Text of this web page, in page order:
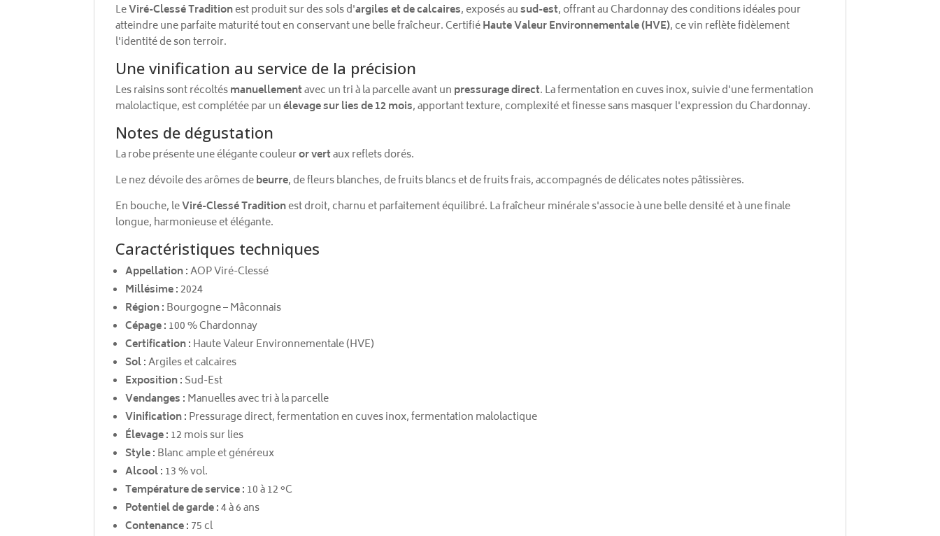
LeViré-Clessé Traditionest produit sur des sols d'argiles et de calcaires, exposés ausud-est, offrant au Chardonnay des conditions idéales pour
atteindre une parfaite maturité tout en conservant une belle fraîcheur. CertifiéHaute Valeur Environnementale (HVE), ce vin reflète fidèlement
l'identité de son terroir.
Une vinification au service de la précision
Les raisins sont récoltésmanuellementavec un tri à la parcelle avant un pressurage direct. La fermentation en cuves inox, suivie d'une fermentation
malolactique, est complétée par unélevage sur lies de 12 mois, apportant texture, complexité et finesse sans masquer l'expression du Chardonnay.
Notes de dégustation
La robe présente une élégante couleuror vertaux reflets dorés.
Le nez dévoile des arômes debeurre, de fleurs blanches, de fruits blancs et de fruits frais, accompagnés de délicates notes pâtissières.
En bouche, leViré-Clessé Traditionest droit, charnu et parfaitement équilibré. La fraîcheur minérale s'associe à une belle densité et à une finale
longue, harmonieuse et élégante.
Caractéristiques techniques
Appellation :AOP Viré-Clessé
Millésime :2024
Région : Bourgogne – Mâconnais
Cépage : 100 % Chardonnay
Certification : Haute Valeur Environnementale (HVE)
Sol :Argiles et calcaires
Exposition : Sud-Est
Vendanges : Manuelles avec tri à la parcelle
Vinification : Pressurage direct, fermentation en cuves inox, fermentation malolactique
Élevage : 12 mois sur lies
Style : Blanc ample et généreux
Alcool : 13 % vol.
Température de service : 10 à 12 °C
Potentiel de garde :4 à 6 ans
Contenance : 75 cl